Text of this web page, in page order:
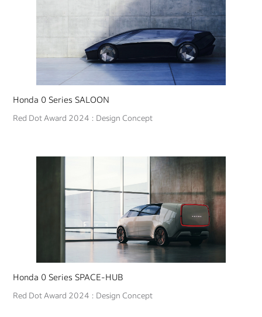
Honda 0 Series SALOON
Red Dot Award 2024 : Design Concept
Honda 0 Series SPACE-HUB
Red Dot Award 2024 : Design Concept